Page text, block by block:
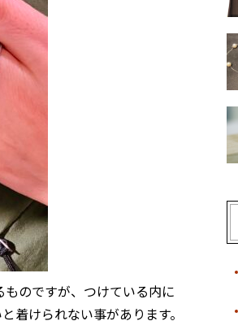
のですが、つけている内に
着けられない事があります。